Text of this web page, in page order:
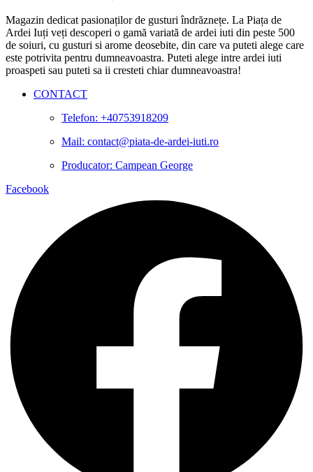
Magazin dedicat pasionaților de gusturi îndrăznețe. La Piața de
Ardei Iuți veți descoperi o gamă variată de ardei iuti din peste 500
de soiuri, cu gusturi si arome deosebite, din care va puteti alege care
este potrivita pentru dumneavoastra. Puteti alege intre ardei iuti
proaspeti sau puteti sa ii cresteti chiar dumneavoastra!
CONTACT
Telefon: +40753918209
Mail: contact@piata-de-ardei-iuti.ro
Producator: Campean George
Facebook